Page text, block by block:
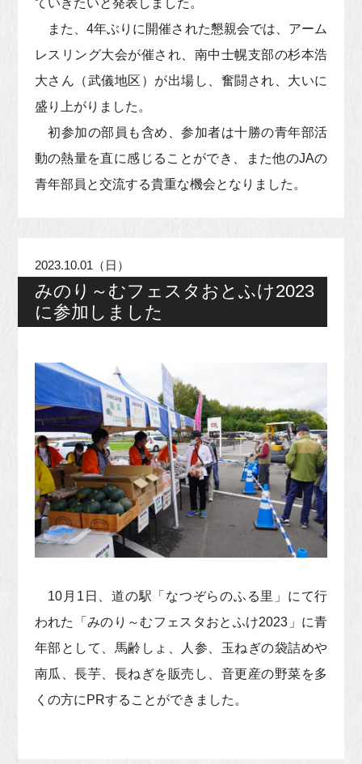
また、4年ぶりに開催された懇親会では、アーム
レスリング大会が催され、南中士幌支部の杉本浩
大さん（武儀地区）が出場し、奮闘され、大いに
盛り上がりました。
初参加の部員も含め、参加者は十勝の青年部活
動の熱量を直に感じることができ、また他のJAの
青年部員と交流する貴重な機会となりました。
2023.10.01（日）
みのり～むフェスタおとふけ2023
に参加しました
10月1日、道の駅「なつぞらのふる里」にて行
われた「みのり～むフェスタおとふけ2023」に青
年部として、馬齢しょ、人参、玉ねぎの袋詰めや
南瓜、長芋、長ねぎを販売し、音更産の野菜を多
くの方にPRすることができました。